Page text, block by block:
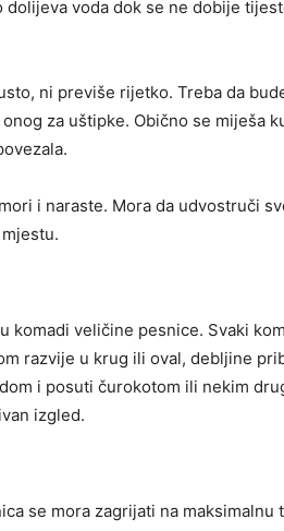
voda dok se ne dobije
ni previše rijetko. Treba da
za uštipke. Obično se miješa
i naraste. Mora da udvostruči
komadi veličine pesnice. Svaki
razvije u krug ili oval, debljine
i posuti čurokotom ili nekim
izgled.
se mora zagrijati na maksimalnu